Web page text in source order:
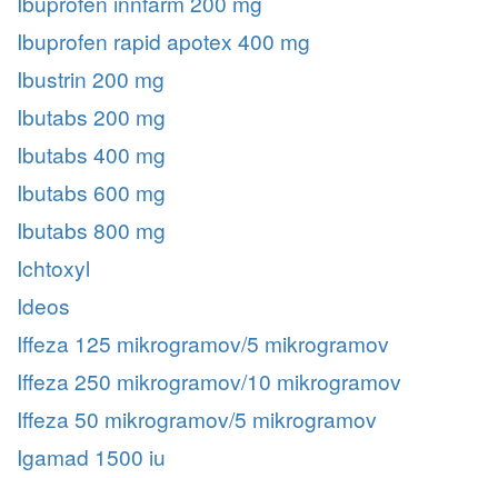
Ibuprofen rapid apotex 400 mg
Ibustrin 200 mg
Ibutabs 200 mg
Ibutabs 400 mg
Ibutabs 600 mg
Ibutabs 800 mg
Ichtoxyl
Ideos
Iffeza 125 mikrogramov/5 mikrogramov
Iffeza 250 mikrogramov/10 mikrogramov
Iffeza 50 mikrogramov/5 mikrogramov
Igamad 1500 iu